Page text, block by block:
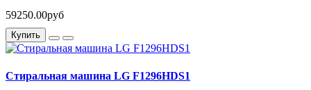
59250.00руб
Купить
Стиральная машина LG F1296HDS1